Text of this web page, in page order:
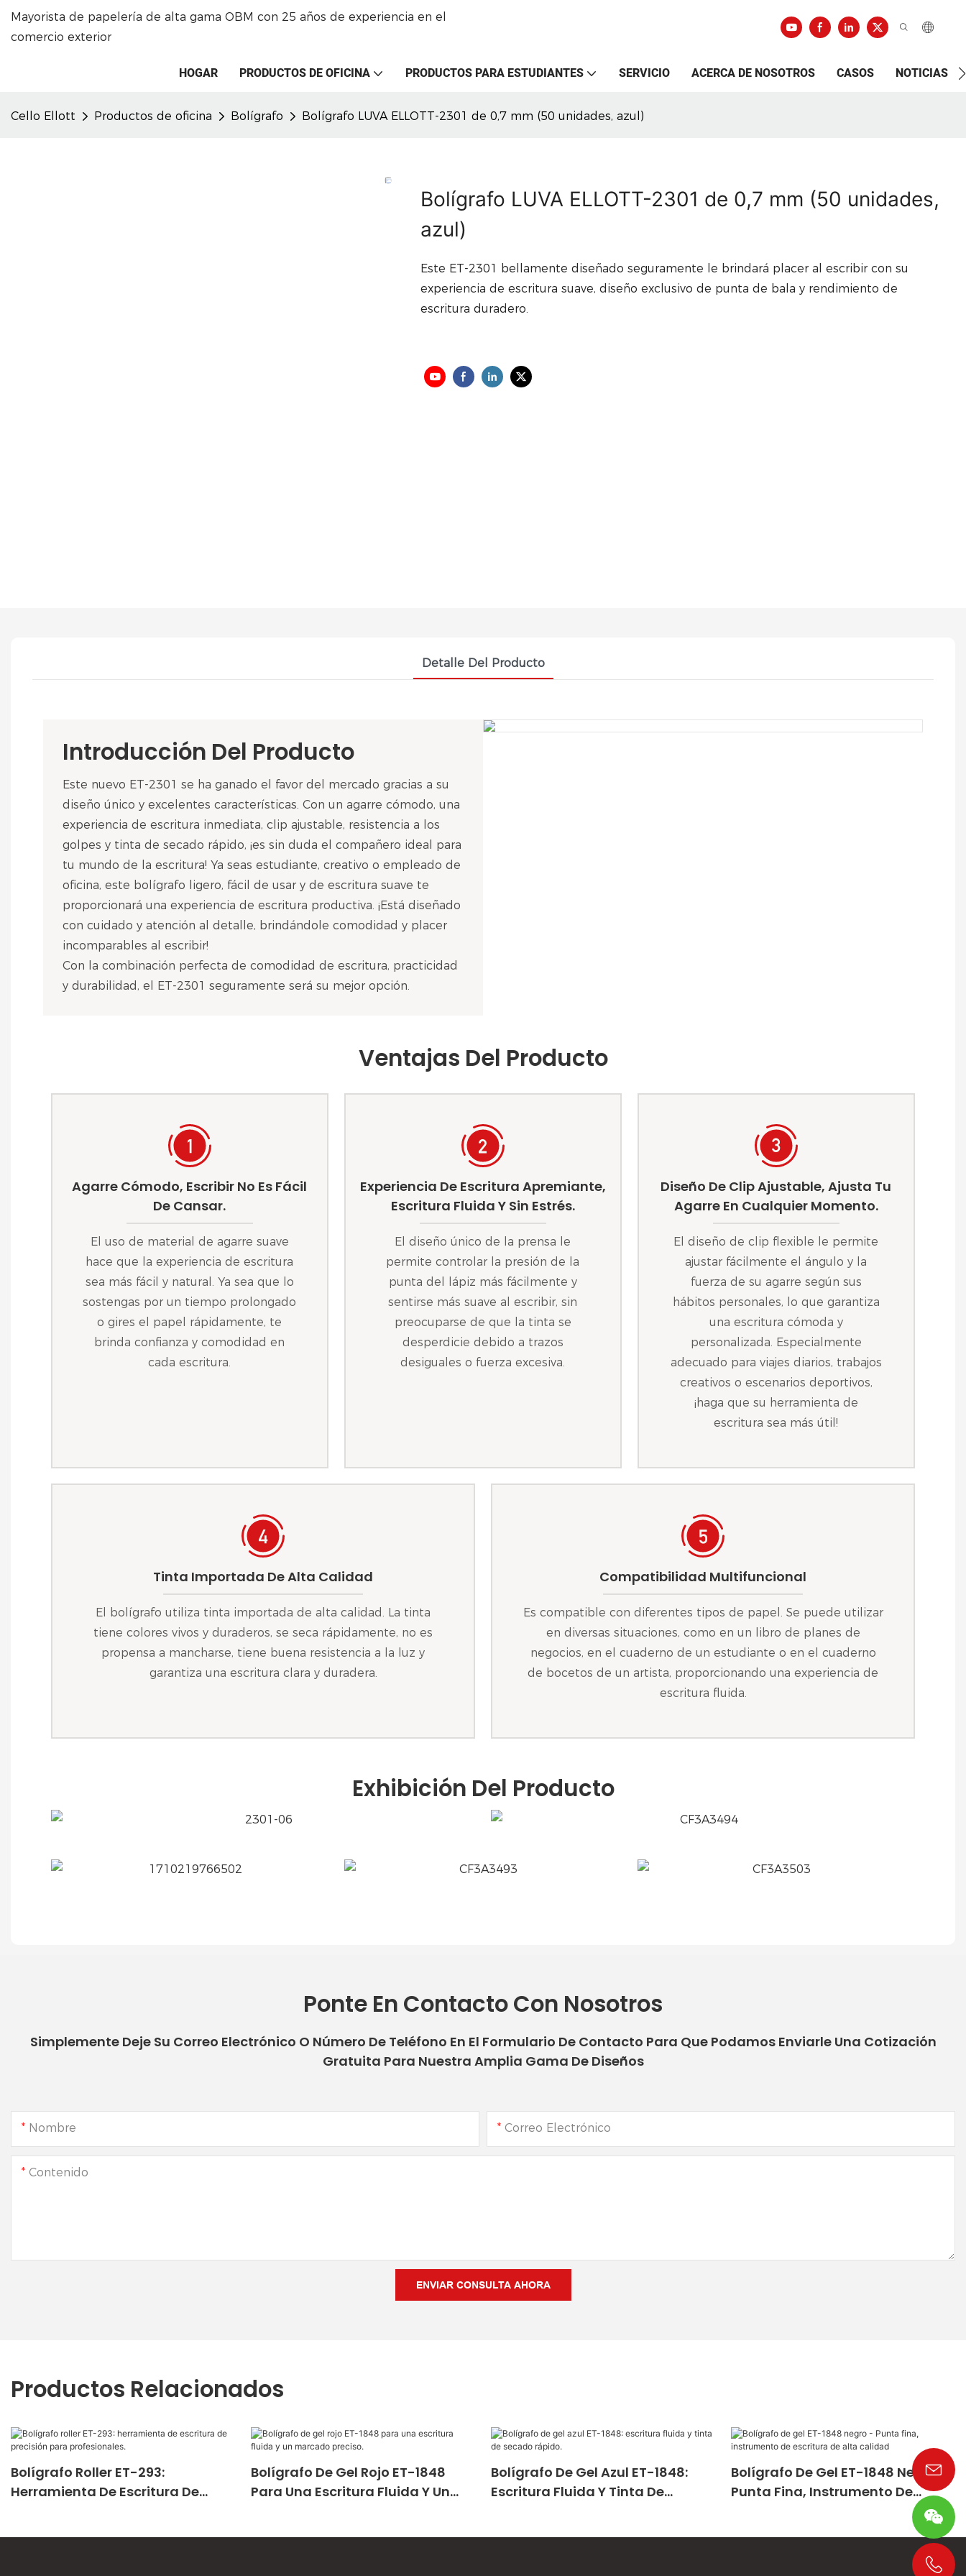
Mayorista de papelería de alta gama OBM con 25 años de experiencia en el
comercio exterior
HOGAR PRODUCTOS DE OFICINA PRODUCTOS PARA ESTUDIANTES SERVICIO ACERCA DE NOSOTROS CASOS NOTICIAS
Cello Ellott Productos de oficina Bolígrafo Bolígrafo LUVA ELLOTT-2301 de 0,7 mm (50 unidades, azul)
Bolígrafo LUVA ELLOTT-2301 de 0,7 mm (50 unidades,
azul)
Este ET-2301 bellamente diseñado seguramente le brindará placer al escribir con su
experiencia de escritura suave, diseño exclusivo de punta de bala y rendimiento de
escritura duradero.
Detalle Del Producto
Introducción Del Producto
Este nuevo ET-2301 se ha ganado el favor del mercado gracias a su
diseño único y excelentes características. Con un agarre cómodo, una
experiencia de escritura inmediata, clip ajustable, resistencia a los
golpes y tinta de secado rápido, ¡es sin duda el compañero ideal para
tu mundo de la escritura! Ya seas estudiante, creativo o empleado de
oficina, este bolígrafo ligero, fácil de usar y de escritura suave te
proporcionará una experiencia de escritura productiva. ¡Está diseñado
con cuidado y atención al detalle, brindándole comodidad y placer
incomparables al escribir!
Con la combinación perfecta de comodidad de escritura, practicidad
y durabilidad, el ET-2301 seguramente será su mejor opción.
Ventajas Del Producto
Agarre Cómodo, Escribir No Es Fácil
De Cansar.
El uso de material de agarre suave
hace que la experiencia de escritura
sea más fácil y natural. Ya sea que lo
sostengas por un tiempo prolongado
o gires el papel rápidamente, te
brinda confianza y comodidad en
cada escritura.
Experiencia De Escritura Apremiante,
Escritura Fluida Y Sin Estrés.
El diseño único de la prensa le
permite controlar la presión de la
punta del lápiz más fácilmente y
sentirse más suave al escribir, sin
preocuparse de que la tinta se
desperdicie debido a trazos
desiguales o fuerza excesiva.
Diseño De Clip Ajustable, Ajusta Tu
Agarre En Cualquier Momento.
El diseño de clip flexible le permite
ajustar fácilmente el ángulo y la
fuerza de su agarre según sus
hábitos personales, lo que garantiza
una escritura cómoda y
personalizada. Especialmente
adecuado para viajes diarios, trabajos
creativos o escenarios deportivos,
¡haga que su herramienta de
escritura sea más útil!
Tinta Importada De Alta Calidad
El bolígrafo utiliza tinta importada de alta calidad. La tinta
tiene colores vivos y duraderos, se seca rápidamente, no es
propensa a mancharse, tiene buena resistencia a la luz y
garantiza una escritura clara y duradera.
Compatibilidad Multifuncional
Es compatible con diferentes tipos de papel. Se puede utilizar
en diversas situaciones, como en un libro de planes de
negocios, en el cuaderno de un estudiante o en el cuaderno
de bocetos de un artista, proporcionando una experiencia de
escritura fluida.
Exhibición Del Producto
Ponte En Contacto Con Nosotros
Simplemente Deje Su Correo Electrónico O Número De Teléfono En El Formulario De Contacto Para Que Podamos Enviarle Una Cotización
Gratuita Para Nuestra Amplia Gama De Diseños
Nombre Correo Electrónico
Contenido
ENVIAR CONSULTA AHORA
Productos Relacionados
Bolígrafo Roller ET-293:
Herramienta De Escritura De
Bolígrafo De Gel Rojo ET-1848
Para Una Escritura Fluida Y Un
Bolígrafo De Gel Azul ET-1848:
Escritura Fluida Y Tinta De
Bolígrafo De Gel ET-1848 Negro -
Punta Fina, Instrumento De